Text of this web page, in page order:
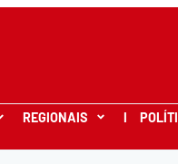
REGIONAIS I